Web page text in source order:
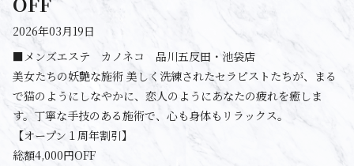
2026年03月19日
■メンズエステ カノネコ 品川五反田・池袋店
美女たちの妖艶な施術 美しく洗練されたセラピストたちが、まる
で猫のようにしなやかに、恋人のようにあなたの疲れを癒しま
す。丁寧な手技のある施術で、心も身体もリラックス。
【オープン１周年割引】
総額4,000円OFF